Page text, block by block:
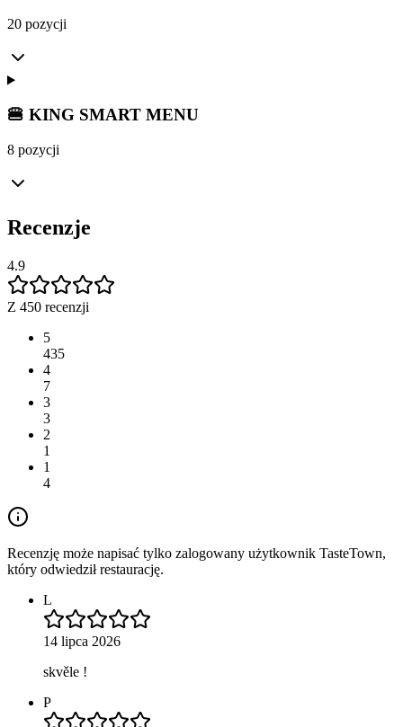
20 pozycji
🍔 KING SMART MENU
8 pozycji
Recenzje
4.9
Z 450 recenzji
5
435
4
7
3
3
2
1
1
4
Recenzję może napisać tylko zalogowany użytkownik TasteTown,
który odwiedził restaurację.
L
14 lipca 2026
skvěle !
P